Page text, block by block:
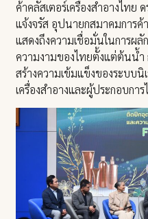
ค้าคลัสเตอร์เครื่องสำอางไท
แจ้งจรัส อุปนายกสมาคมการค้
แสดงถึงความเชื่อมั่นในการผ
ความงามของไทยตั้งแต่ต้นน้
สร้างความเข้มแข็งของระบบ
เครื่องสำอางและผู้ประกอบก